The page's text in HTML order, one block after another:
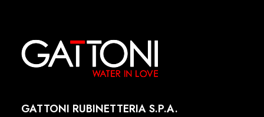
GATTONI RUBINETTERIA S.P.A.